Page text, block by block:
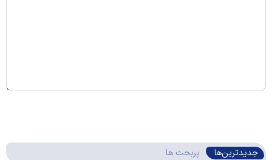
جدیدترین‌ها پربحث ها